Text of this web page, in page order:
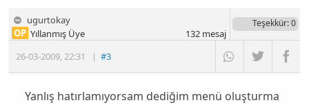
ugurtokay
26-03-2009 22:31 |#3
OP Yıllanmış Üye
Teşekkür: 0
132mesaj
Yanlış hatırlamıyorsam dediğim menü oluşturma